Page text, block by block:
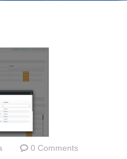
0 Comments